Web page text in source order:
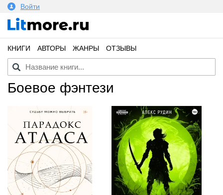
Войти
КНИГИ АВТОРЫ ЖАНРЫ ОТЗЫВЫ
боевое фэнтези